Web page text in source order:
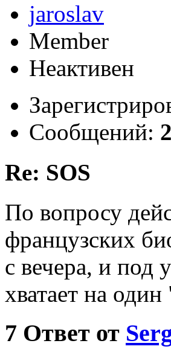
jaroslav
Member
Неактивен
Сообщений:
Re: SOS
По вопросу
французских
с вечера, и под
хватает на
7 Ответ от